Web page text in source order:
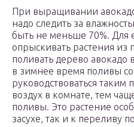
При выращивании
надо следить за
быть не меньше 70%. Для
опрыскивать растения из
поливать дерево авокадо
в зимнее время поливы
руководствоваться таким
воздух в комнате, тем
поливы. Это растение
засухе, так и к переливу